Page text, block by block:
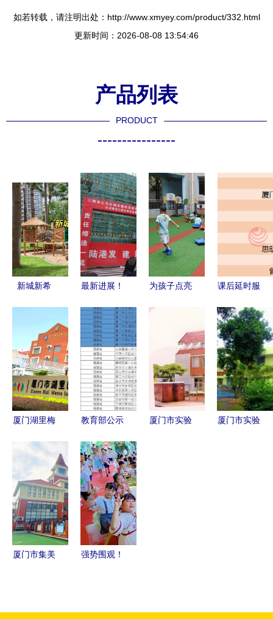
如若转载，请注明出处：http://www.xmyey.com/product/332.html
更新时间：2026-08-08 13:54:46
产品列表
PRODUCT
----------------
新城新希
市实验幼儿
园新城园区
璀璨开园
最新进展！
儿园主体结
构正式封顶
为孩子点亮
沧实验幼儿
园与厦门市
实验幼儿园
共育成长记
课后延时服
台 厦门市
228所小学
幼儿园全面
启动（附名
单）
厦门湖里梅
厦门市实验
幼儿园全方
位解析
教育部公示
厦门九校脱
颖而出
厦门市实验
厦门市实验
厦门市集美
强势围观！